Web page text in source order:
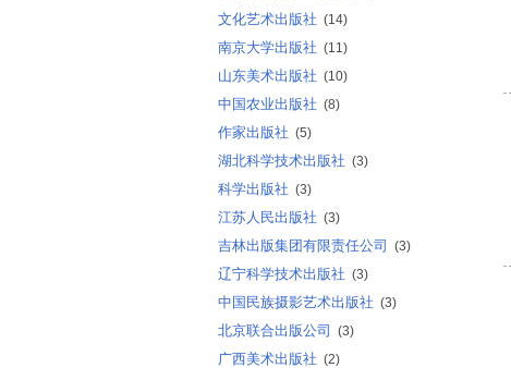
文化艺术出版社 (14)
南京大学出版社 (11)
山东美术出版社 (10)
中国农业出版社 (8)
作家出版社 (5)
湖北科学技术出版社 (3)
科学出版社 (3)
江苏人民出版社 (3)
吉林出版集团有限责任公司 (3)
辽宁科学技术出版社 (3)
中国民族摄影艺术出版社 (3)
北京联合出版公司 (3)
广西美术出版社 (2)